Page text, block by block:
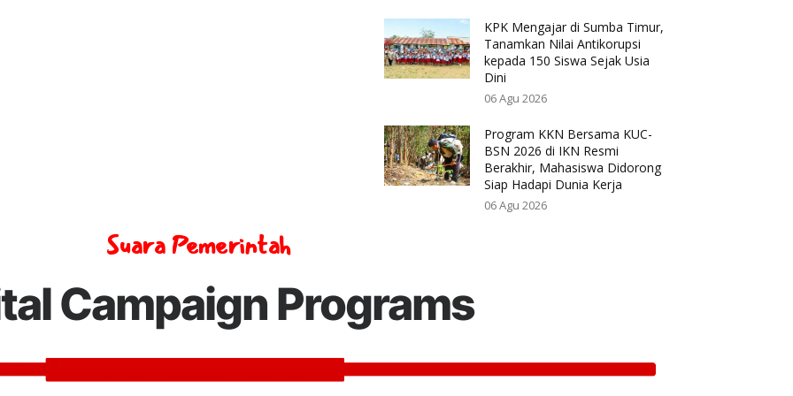
KPK Mengajar di Sumba Timur,
Tanamkan Nilai Antikorupsi
kepada 150 Siswa Sejak Usia
Dini
06 Agu 2026
Program KKN Bersama KUC-
BSN 2026 di IKN Resmi
Berakhir, Mahasiswa Didorong
Siap Hadapi Dunia Kerja
06 Agu 2026
Suara Pemerintah
Campaign Programs